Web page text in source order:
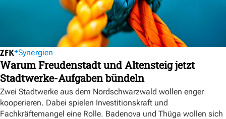
Synergien
Warum Freudenstadt und Altensteig jetzt
Stadtwerke-Aufgaben bündeln
Zwei Stadtwerke aus dem Nordschwarzwald wollen enger
kooperieren. Dabei spielen Investitionskraft und
Fachkräftemangel eine Rolle. Badenova und Thüga wollen sich